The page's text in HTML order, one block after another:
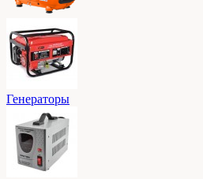
Генераторы